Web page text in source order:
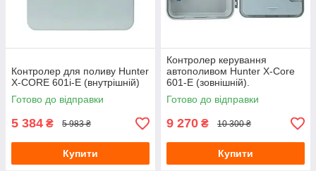
Контролер для поливу Hunter
X-CORE 601i-E (внутрішній)
Готово до відправки
5 384 ₴ 5 983 ₴
Купити
Контролер керування
автополивом Hunter X-Core
601-E (зовнішній).
Готово до відправки
9 270 ₴ 10 300 ₴
Купити